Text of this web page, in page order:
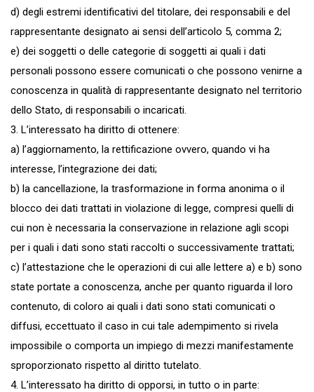
d) degli estremi identificativi del titolare, dei responsabili e del
rappresentante designato ai sensi dell’articolo 5, comma 2;
e) dei soggetti o delle categorie di soggetti ai quali i dati
personali possono essere comunicati o che possono venirne a
conoscenza in qualità di rappresentante designato nel territorio
dello Stato, di responsabili o incaricati.
3. L’interessato ha diritto di ottenere:
a) l’aggiornamento, la rettificazione ovvero, quando vi ha
interesse, l’integrazione dei dati;
b) la cancellazione, la trasformazione in forma anonima o il
blocco dei dati trattati in violazione di legge, compresi quelli di
cui non è necessaria la conservazione in relazione agli scopi
per i quali i dati sono stati raccolti o successivamente trattati;
c) l’attestazione che le operazioni di cui alle lettere a) e b) sono
state portate a conoscenza, anche per quanto riguarda il loro
contenuto, di coloro ai quali i dati sono stati comunicati o
diffusi, eccettuato il caso in cui tale adempimento si rivela
impossibile o comporta un impiego di mezzi manifestamente
sproporzionato rispetto al diritto tutelato.
4. L’interessato ha diritto di opporsi, in tutto o in parte: